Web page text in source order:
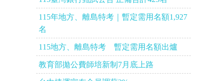
115年地方、離島特考｜暫定需用名額1,927
名
115地方、離島特考 暫定需用名額出爐
教育部拋公費師培新制7月底上路